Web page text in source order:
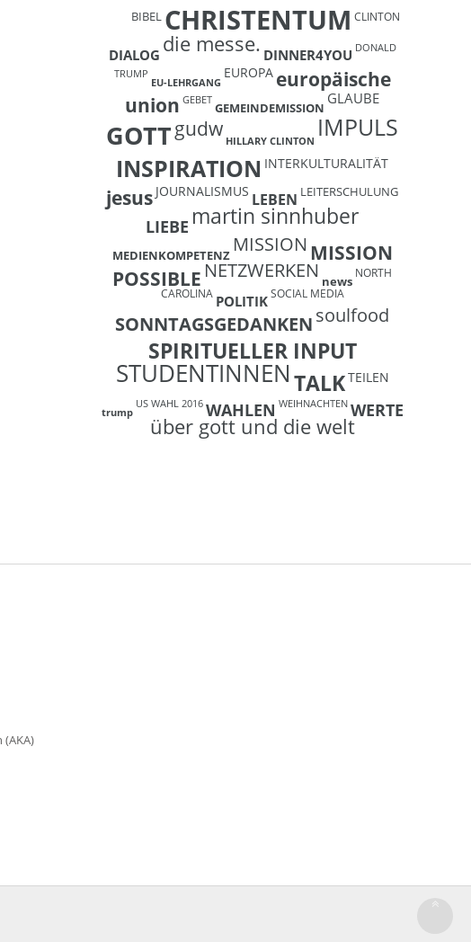
BIBEL CHRISTENTUM CLINTON
DIALOG die messe. DINNER4YOU DONALD
TRUMP
EU-LEHRGANG
EUROPA europäische
union GEBET GEMEINDEMISSION
GLAUBE
GOTTgudw HILLARY CLINTON IMPULS
INSPIRATION INTERKULTURALITÄT
jesus JOURNALISMUS LEBEN LEITERSCHULUNG
LIEBE martin sinnhuber
MEDIENKOMPETENZ MISSION MISSION
POSSIBLE NETZWERKEN news
NORTH
CAROLINA POLITIK SOCIAL MEDIA
SONNTAGSGEDANKENsoulfood
SPIRITUELLER INPUT
STUDENTINNENTALKTEILEN
trump
US WAHL 2016 WAHLEN WEIHNACHTEN WERTE
über gott und die welt